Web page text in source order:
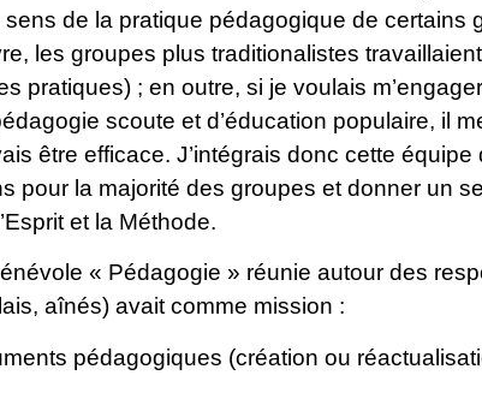
de la pratique pédagogique de certains
les groupes plus traditionalistes
pratiques) ; en outre, si je voulais
scoute et d’éducation populaire, il
être efficace. J’intégrais donc cette
pour la majorité des groupes et donner un
et la Méthode.
« Pédagogie » réunie autour des
aînés) avait comme mission :
pédagogiques (création ou